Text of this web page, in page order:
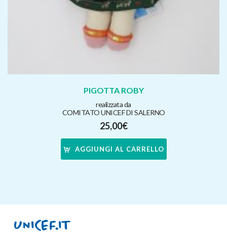
PIGOTTA ROBY
realizzata da
COMITATO UNICEF DI SALERNO
25,00€
AGGIUNGI AL CARRELLO